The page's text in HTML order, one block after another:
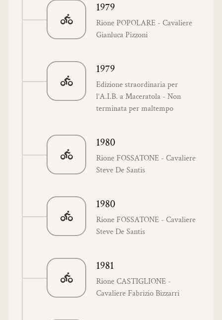
1979
Rione POPOLARE - Cavaliere
Gianluca Pizzoni
1979
Edizione straordinaria per
l’A.I.B. a Maceratola - Non
terminata per maltempo
1980
Rione FOSSATONE - Cavaliere
Steve De Santis
1980
Rione FOSSATONE - Cavaliere
Steve De Santis
1981
Rione CASTIGLIONE -
Cavaliere Fabrizio Bizzarri